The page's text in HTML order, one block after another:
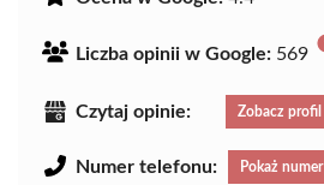
Liczba opinii w Google: 569
Czytaj opinie: Zobacz profil
Numer telefonu: Pokaż numer